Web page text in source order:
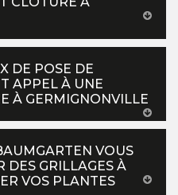
DE POSE DE
APPEL À UNE
À GERMIGNONVILLE
VOUS
DES GRILLAGES À
VOS PLANTES